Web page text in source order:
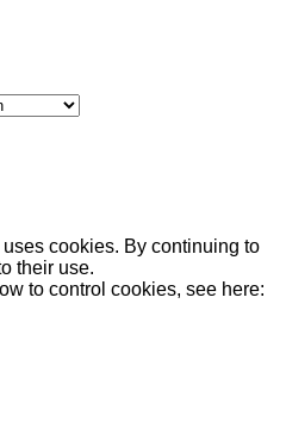
cookies. By continuing to
their use.
to control cookies, see here: